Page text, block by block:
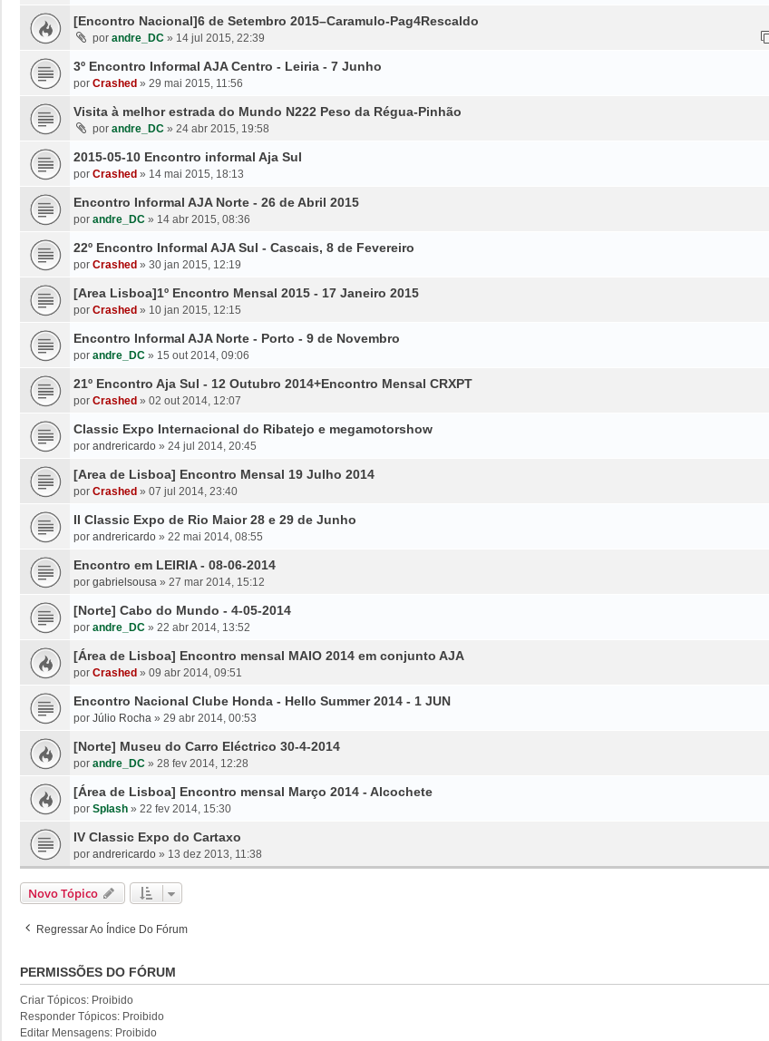
[Encontro Nacional]6 de Setembro 2015–Caramulo-Pag4Rescaldo
por andre_DC » 14 jul 2015, 22:39
3º Encontro Informal AJA Centro - Leiria - 7 Junho
por Crashed » 29 mai 2015, 11:56
Visita à melhor estrada do Mundo N222 Peso da Régua-Pinhão
por andre_DC » 24 abr 2015, 19:58
2015-05-10 Encontro informal Aja Sul
por Crashed » 14 mai 2015, 18:13
Encontro Informal AJA Norte - 26 de Abril 2015
por andre_DC » 14 abr 2015, 08:36
22º Encontro Informal AJA Sul - Cascais, 8 de Fevereiro
por Crashed » 30 jan 2015, 12:19
[Area Lisboa]1º Encontro Mensal 2015 - 17 Janeiro 2015
por Crashed » 10 jan 2015, 12:15
Encontro Informal AJA Norte - Porto - 9 de Novembro
por andre_DC » 15 out 2014, 09:06
21º Encontro Aja Sul - 12 Outubro 2014+Encontro Mensal CRXPT
por Crashed » 02 out 2014, 12:07
Classic Expo Internacional do Ribatejo e megamotorshow
por andrericardo » 24 jul 2014, 20:45
[Area de Lisboa] Encontro Mensal 19 Julho 2014
por Crashed » 07 jul 2014, 23:40
II Classic Expo de Rio Maior 28 e 29 de Junho
por andrericardo » 22 mai 2014, 08:55
Encontro em LEIRIA - 08-06-2014
por gabrielsousa » 27 mar 2014, 15:12
[Norte] Cabo do Mundo - 4-05-2014
por andre_DC » 22 abr 2014, 13:52
[Área de Lisboa] Encontro mensal MAIO 2014 em conjunto AJA
por Crashed » 09 abr 2014, 09:51
Encontro Nacional Clube Honda - Hello Summer 2014 - 1 JUN
por Júlio Rocha » 29 abr 2014, 00:53
[Norte] Museu do Carro Eléctrico 30-4-2014
por andre_DC » 28 fev 2014, 12:28
[Área de Lisboa] Encontro mensal Março 2014 - Alcochete
por Splash » 22 fev 2014, 15:30
IV Classic Expo do Cartaxo
por andrericardo » 13 dez 2013, 11:38
Novo Tópico
Regressar Ao Índice Do Fórum
PERMISSÕES DO FÓRUM
Criar Tópicos: Proibido
Responder Tópicos: Proibido
Editar Mensagens: Proibido